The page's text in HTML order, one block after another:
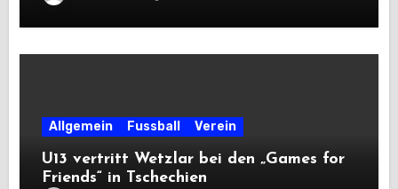
Allgemein Fussball Verein
U13 vertritt Wetzlar bei den „Games for
Friends“ in Tschechien